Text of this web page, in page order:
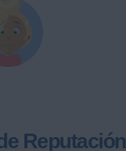
Reputación